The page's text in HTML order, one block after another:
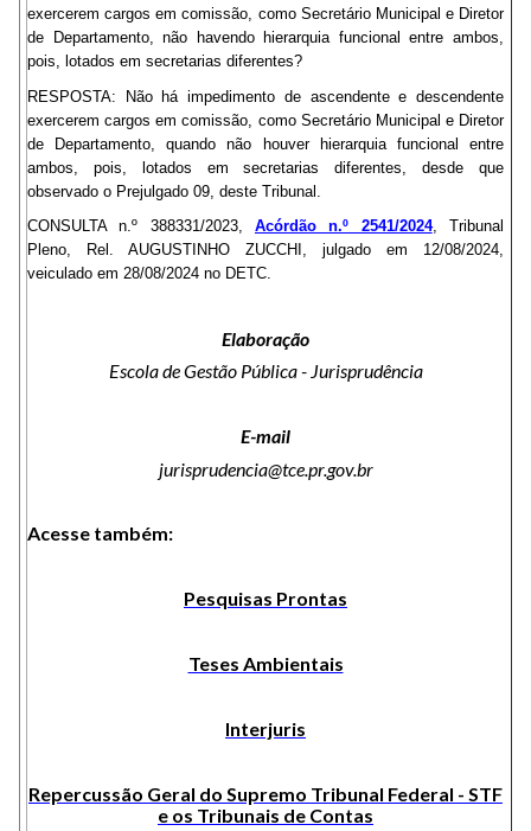
exercerem cargos em comissão, como Secretário Municipal e Diretor
de Departamento, não havendo hierarquia funcional entre ambos,
pois, lotados em secretarias diferentes?
RESPOSTA: Não há impedimento de ascendente e descendente
exercerem cargos em comissão, como Secretário Municipal e Diretor
de Departamento, quando não houver hierarquia funcional entre
ambos, pois, lotados em secretarias diferentes, desde que
observado o Prejulgado 09, deste Tribunal.
CONSULTA n.º 388331/2023, Acórdão n.º 2541/2024, Tribunal
Pleno, Rel. AUGUSTINHO ZUCCHI, julgado em 12/08/2024,
veiculado em 28/08/2024 no DETC.
Elaboração
Escola de Gestão Pública - Jurisprudência
E-mail
jurisprudencia@tce.pr.gov.br
Acesse também:
Pesquisas Prontas
Teses Ambientais
Interjuris
Repercussão Geral do Supremo Tribunal Federal - STF
e os Tribunais de Contas